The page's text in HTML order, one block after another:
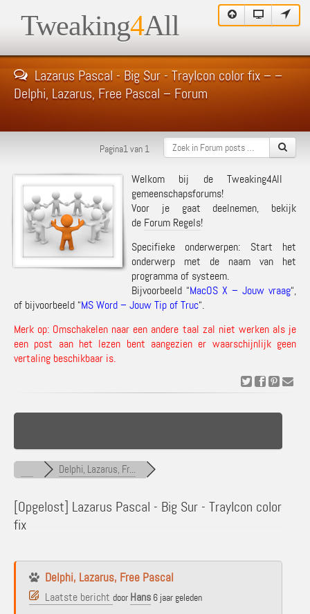
Tweaking4All
Lazarus Pascal - Big Sur - TrayIcon color fix – –
Delphi, Lazarus, Free Pascal – Forum
Pagina1 van 1
Welkom bij de Tweaking4All
gemeenschapsforums!
Voor je gaat deelnemen, bekijk
de Forum Regels!
Specifieke onderwerpen: Start het
onderwerp met de naam van het
programma of systeem.
Bijvoorbeeld “MacOS X – Jouw vraag“,
of bijvoorbeeld “MS Word – Jouw Tip of Truc“.
Merk op: Omschakelen naar een andere taal zal niet werken als je
een post aan het lezen bent aangezien er waarschijnlijk geen
vertaling beschikbaar is.
Delphi, Lazarus, Fr...
[Opgelost] Lazarus Pascal - Big Sur - TrayIcon color
fix
Delphi, Lazarus, Free Pascal
Laatste bericht door Hans 6 jaar geleden